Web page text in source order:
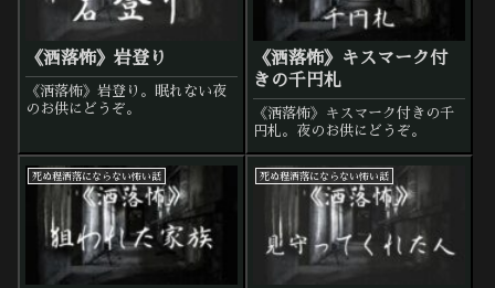
《洒落怖》岩登り
《洒落怖》岩登り。眠れない夜
のお供にどうぞ。
《洒落怖》キスマーク付
きの千円札
《洒落怖》キスマーク付きの千
円札。夜のお供にどうぞ。
死ぬ程洒落にならない怖い話 死ぬ程洒落にならない怖い話